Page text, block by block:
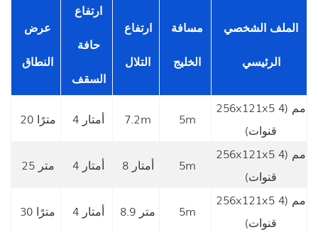
عرض
النطاق
ارتفاع
حافة
السقف
ارتفاع
التلال
مسافة
الخليج
الملف الشخصي
الرئيسي
20 مترًا 4 أمتار 7.2m 5m
256x121x5 مم (4
قنوات)
25 متر 4 أمتار 8 أمتار 5m
256x121x5 مم (4
قنوات)
30 مترًا 4 أمتار 8.9 متر 5m
256x121x5 مم (4
قنوات)